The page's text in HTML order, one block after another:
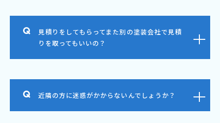
見積りをしてもらってまた別の塗装会社で見積
りを取ってもいいの？
近隣の方に迷惑がかからないんでしょうか？